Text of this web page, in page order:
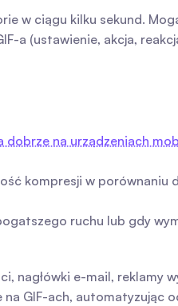
w ciągu kilku sekund.
a (ustawienie, akcja,
dobrze na urządzeniach
kompresji w porównaniu
ruchu lub gdy
nagłówki e-mail, reklamy
GIF-ach, automatyzując